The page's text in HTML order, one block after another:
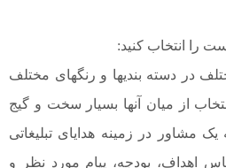
در دسته بندیها و رنگهای مختلف
از میان آنها بسیار سخت و گیج
مشاور در زمینه هدایای تبلیغاتی
اهداف، بودجه، پیام مورد نظر و